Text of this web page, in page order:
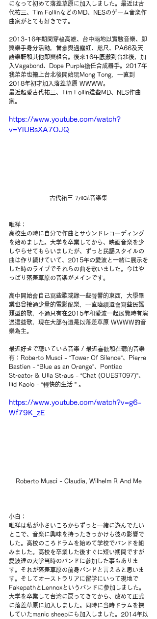
になって初めて落差草原に加入しました。最近は古
代祐三、Tim FollinなどのMD、NESのゲーム音楽作
曲家がとても好きです。
2013-16年期間穿梭高雄、台中兩地以實驗音樂、即
興樂手身分活動，曾參與過霧虹、咫尺、PA66及天
語樂軒和其他即興組合。後來16年底搬到台北後，加
入Vagabond、Dope Purple擔任合成器手。2017年
我弟弟也搬上台北後開始玩Mong Tong，一直到
2018年初才加入落差草原 WWWW。
最近超愛古代祐三、Tim Follin這些MD、NES作曲
家。
https://www.youtube.com/watch?
v=YlUBsXA7OJQ
古代祐三 ﾌｧﾙｺﾑ音楽集
唯祥：
高校生の時に自分で作曲とサウンドレコーディング
を始めました。大学を卒業してから、映画音楽を少
しやらせてもらいましたが、ずっと民謡スタイルの
曲は作り続けていて、2015年の愛波と一緒に展示を
した時のライブでそれらの曲を歌いました。今はや
っぱり落差草原の音楽がメインです。
高中開始會自己寫些歌或錄一些聲響的東西，大學畢
業也曾接過少量的電影配樂，一直陸續還會寫些民謠
類型的歌，不過只有在2015年和愛波一起展覽時有演
過這些歌，現在大部份還是以落差草原 WWWW的音
樂為主。
最近好きで聴いている音楽 / 最近喜歡和在聽的音樂
有：Roberto Musci - “Tower Of Silence”、Pierre
Bastien - “Blue as an Orange”、Pontiac
Streator & Ulla Straus - “Chat (OUEST097)”、
Ilid Kaolo - “輕快的生活 ” 。
https://www.youtube.com/watch?v=g6-
Wf79K_zE
Roberto Musci - Claudia, Wilhelm R And Me
小白：
唯祥は私が小さいころからずっと一緒に遊んでたい
とこで、音楽に興味を持ったきっかけも彼の影響で
した。高校のころドラムを始めて学校でバンドを組
みました。高校を卒業した後すぐに短い期間ですが
愛波達の大学当時のバンドに参加した事もありま
す。それが落差草原の前身バンドと言えると思いま
す。そしてオーストラリアに留学にいって現地で
FakepathとLennoxというバンドに参加しました。
大学を卒業して台湾に戻ってきてから、改めて正式
に落差草原に加入しました。同時に当時ドラムを探
していたmanic sheepにも加入しました。2014年以